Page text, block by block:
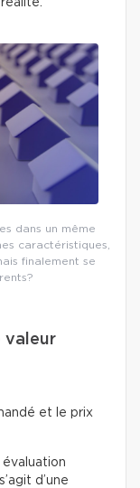
dans un même
caractéristiques,
finalement se
valeur
et le prix
évaluation
d’une